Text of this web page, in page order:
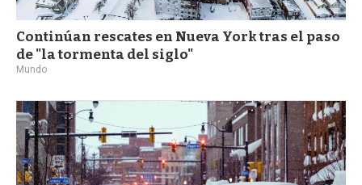
Continúan rescates en Nueva York tras el paso
de "la tormenta del siglo"
Mundo